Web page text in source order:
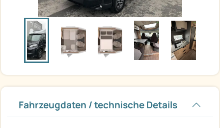
Fahrzeugdaten / technische Details